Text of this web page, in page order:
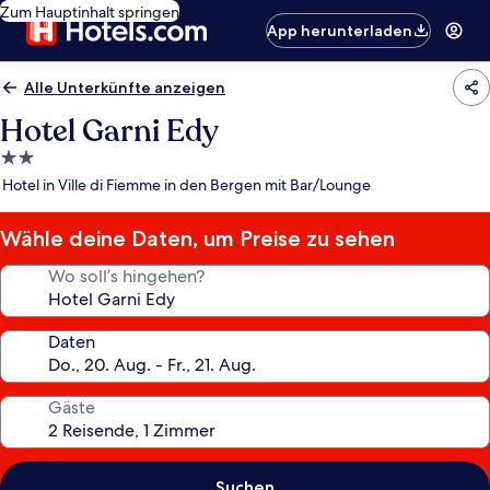
Zum Hauptinhalt springen
App herunterladen
Alle Unterkünfte anzeigen
Hotel Garni Edy
2.0-
Sterne-
Hotel in Ville di Fiemme in den Bergen mit Bar/Lounge
Wähle deine Daten, um Preise zu sehen
Wo soll’s hingehen?
Daten
Gäste